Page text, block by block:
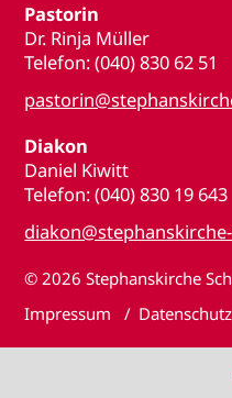
Pastorin
Dr. Rinja Müller
Telefon: (040) 830 62 51
Diakon
Daniel Kiwitt
Telefon: (040) 830 19 643
© 2026 Stephanskirche
Impressum